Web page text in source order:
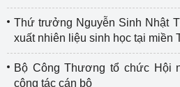
Thứ trưởng Nguyễn Sinh Nhật
xuất nhiên liệu sinh học tại miền
Bộ Công Thương tổ chức Hội
công tác cán bộ